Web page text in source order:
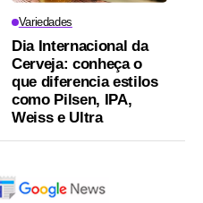
Variedades
Dia Internacional da
Cerveja: conheça o
que diferencia estilos
como Pilsen, IPA,
Weiss e Ultra